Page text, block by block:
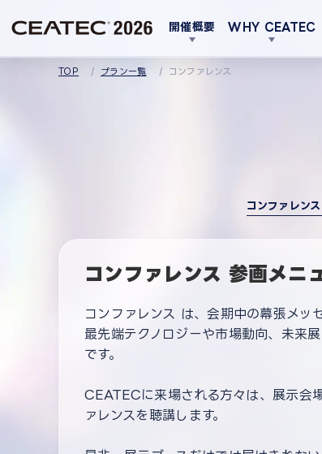
開催概要 WHY CEATEC
TOP プラン一覧 コンファレンス
コンファレン
コンファレンス 参画メニ
コンファレンス は、会期中の幕張メッ
最先端テクノロジーや市場動向、未来
です。
CEATECに来場される方々は、展示会
ァレンスを聴講します。